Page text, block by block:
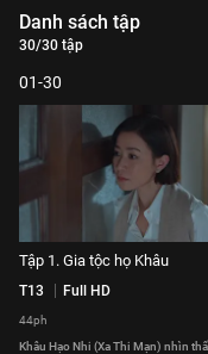
Danh sách tập
30/30 tập
01-30
Tập 1. Gia tộc họ Khâu
T13 Full HD
44ph
Khâu Hạo Nhi (Xa Thi Mạn) nhìn